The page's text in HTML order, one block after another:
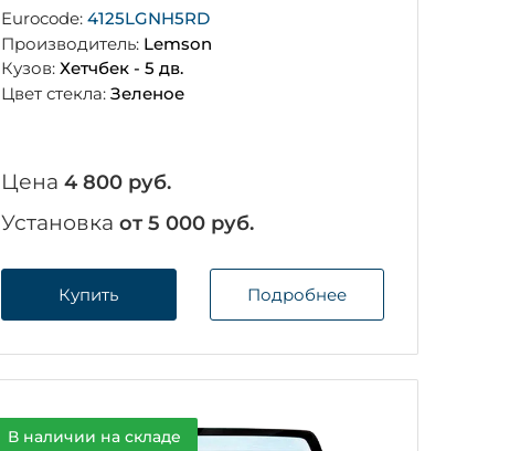
Eurocode:4125LGNH5RD
Производитель: Lemson
Кузов:Хетчбек - 5 дв.
Цвет стекла:Зеленое
Цена4 800 руб.
Установкаот 5 000 руб.
Купить Подробнее
В наличии на складе